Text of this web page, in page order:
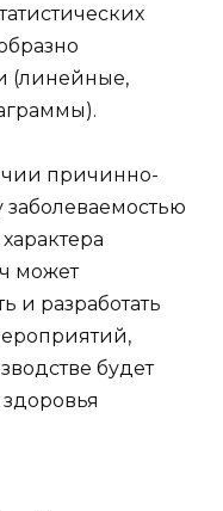
(линейные,
причинно-
может
и разработать
будет